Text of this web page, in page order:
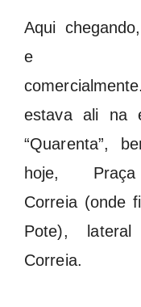
Aqui
e
estava ali na
“Quarenta”,
hoje, Praça
Correia (onde
Pote),
Correia.